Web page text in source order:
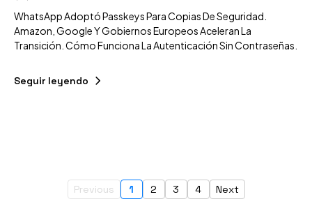
WhatsApp Adoptó Passkeys Para Copias De Seguridad.
Amazon, Google Y Gobiernos Europeos Aceleran La
Transición. Cómo Funciona La Autenticación Sin Contraseñas.
Seguir leyendo
Previous 1 2 3 4 Next